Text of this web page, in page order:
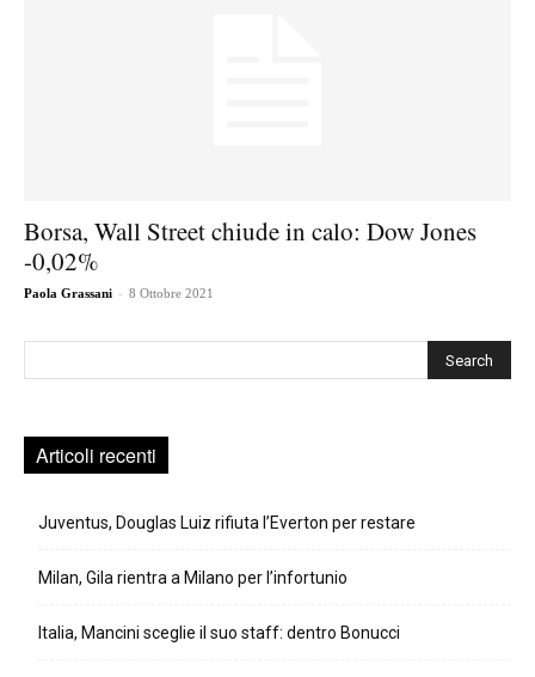
Borsa, Wall Street chiude in calo: Dow Jones
-0,02%
Paola Grassani - 8 Ottobre 2021
Articoli recenti
Juventus, Douglas Luiz rifiuta l’Everton per restare
Milan, Gila rientra a Milano per l’infortunio
Italia, Mancini sceglie il suo staff: dentro Bonucci